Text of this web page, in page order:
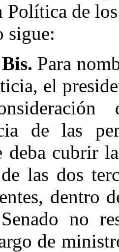
de
sigue:
Para
el
de las
cubrir
las dos
dentro
no
de